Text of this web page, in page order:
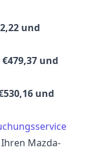
und
€479,37 und
und
Mazda-